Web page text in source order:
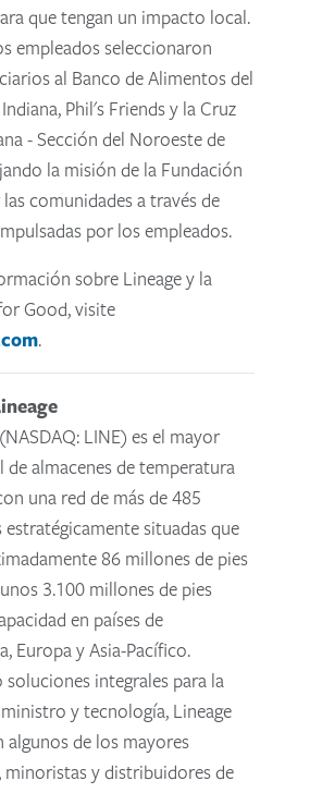
que tengan un impacto local.
empleados seleccionaron
al Banco de Alimentos del
Phil's Friends y la Cruz
- Sección del Noroeste de
la misión de la Fundación
comunidades a través de
por los empleados.
sobre Lineage y la
Good, visite
.
LINE) es el mayor
de almacenes de temperatura
una red de más de 485
estratégicamente situadas que
86 millones de pies
3.100 millones de pies
en países de
Europa y Asia-Pacífico.
integrales para la
y tecnología, Lineage
de los mayores
y distribuidores de